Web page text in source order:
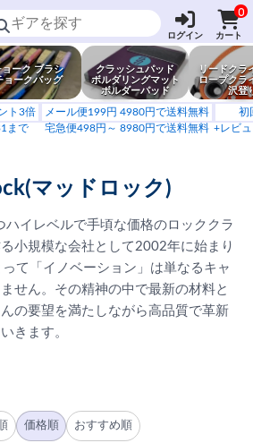
ログイン
0
カート
ョーク ブラシ
ョークバッグ
クラッシュパッド
ボルダリングマット
ボルダーパッド
リードクラ
ロープクラ
沢登
ト3倍
まで
メール便199円 4980円で送料無料
宅急便498円～ 8980円で送料無料
初
+レビ
マッドロック)
ハイレベルで手頃な価格のロッククラ
小規模な会社として2002年に始まり
て「イノベーション」は単なるキャ
せん。その精神の中で最新の材料と
の要望を満たしながら高品質で革新
きます。
価格順 おすすめ順